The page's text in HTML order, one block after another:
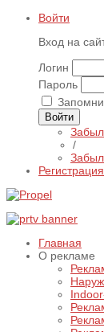
Войти
Вход на
Логин
Пароль
Войти
/
Регистрация
Главная
О рекламе